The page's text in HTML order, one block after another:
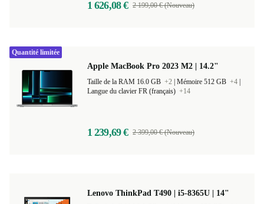
1 626,08 € 2 199,00 € (Nouveau)
Apple MacBook Pro 2023 M2 | 14.2"
Taille de la RAM 16.0 GB +2 Mémoire 512 GB +4
Langue du clavier FR (français) +14
1 239,69 € 2 399,00 € (Nouveau)
Quantité limitée
Lenovo ThinkPad T490 | i5-8365U | 14"